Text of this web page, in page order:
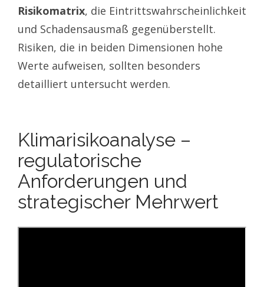
Risikomatrix, die Eintrittswahrscheinlichkeit
und Schadensausmaß gegenüberstellt.
Risiken, die in beiden Dimensionen hohe
Werte aufweisen, sollten besonders
detailliert untersucht werden.
Klimarisikoanalyse –
regulatorische
Anforderungen und
strategischer Mehrwert